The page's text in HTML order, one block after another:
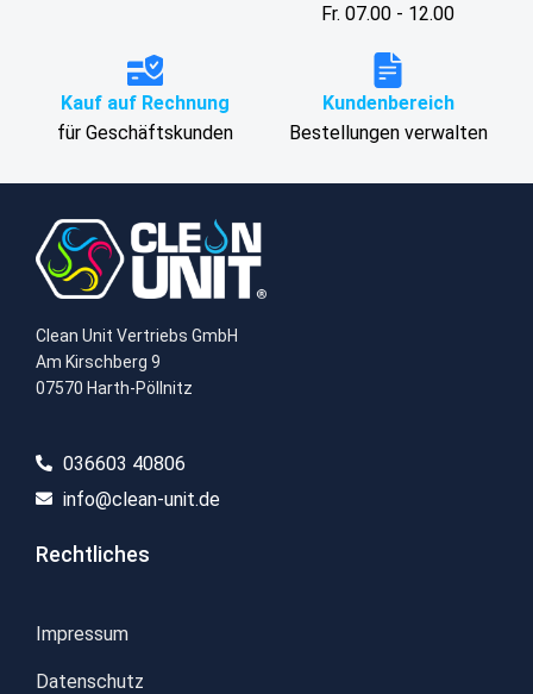
Fr. 07.00 - 12.00
Kauf auf Rechnung
für Geschäftskunden
Kundenbereich
Bestellungen verwalten
Clean Unit Vertriebs GmbH
Am Kirschberg 9
07570 Harth-Pöllnitz
036603 40806​
info@clean-unit.de
Rechtliches
Impressum
Datenschutz